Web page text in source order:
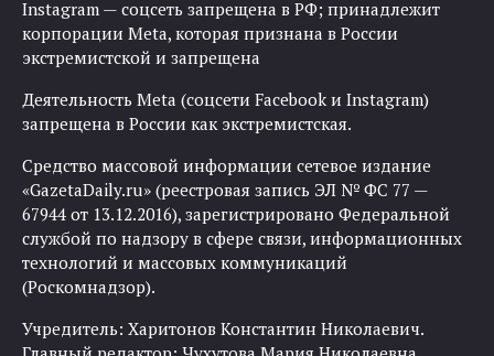
Instagram — соцсеть запрещена в РФ; принадлежит
корпорации Meta, которая признана в России
экстремистской и запрещена
Деятельность Meta (соцсети Facebook и Instagram)
запрещена в России как экстремистская.
Средство массовой информации сетевое издание
«GazetaDaily.ru» (реестровая запись ЭЛ № ФС 77 —
67944 от 13.12.2016), зарегистрировано Федеральной
службой по надзору в сфере связи, информационных
технологий и массовых коммуникаций
(Роскомнадзор).
Учредитель: Харитонов Константин Николаевич.